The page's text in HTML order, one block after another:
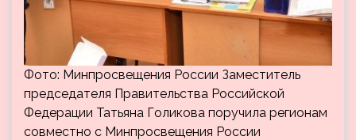
Фото: Минпросвещения России Заместитель
председателя Правительства Российской
Федерации Татьяна Голикова поручила регионам
совместно с Минпросвещения России